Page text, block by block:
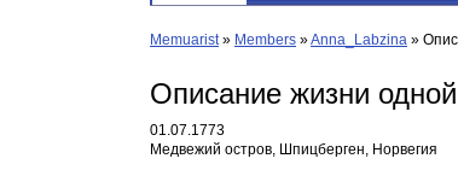
Memuarist» Members »Anna_Labzina »
Описание жизни
01.07.1773
Медвежий остров, Шпицберген, Норвегия